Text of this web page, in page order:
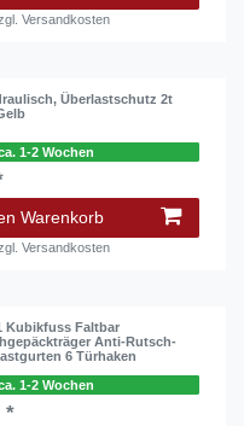
Versandkosten
Überlastschutz 2t
1-2 Wochen
Warenkorb
Versandkosten
Kubikfuss Faltbar
Anti-Rutsch-
6 Türhaken
1-2 Wochen
*